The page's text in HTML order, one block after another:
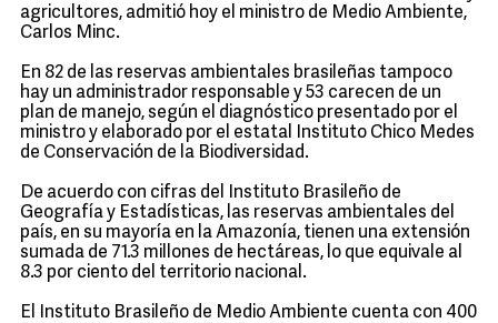
agricultores, admitió hoy el ministro de Medio Ambiente,
Carlos Minc.
En 82 de las reservas ambientales brasileñas tampoco
hay un administrador responsable y 53 carecen de un
plan de manejo, según el diagnóstico presentado por el
ministro y elaborado por el estatal Instituto Chico Medes
de Conservación de la Biodiversidad.
De acuerdo con cifras del Instituto Brasileño de
Geografía y Estadísticas, las reservas ambientales del
país, en su mayoría en la Amazonía, tienen una extensión
sumada de 71.3 millones de hectáreas, lo que equivale al
8.3 por ciento del territorio nacional.
El Instituto Brasileño de Medio Ambiente cuenta con 400